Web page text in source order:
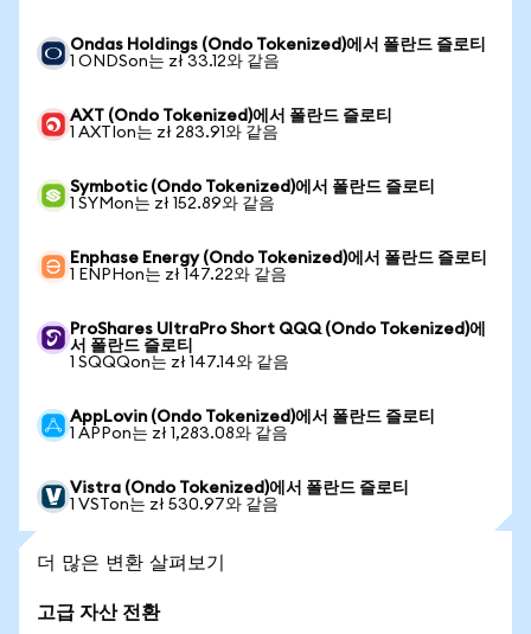
Ondas Holdings (Ondo Tokenized)에서 폴란드 즐로티
1 ONDSon는 zł 33.12와 같음
AXT (Ondo Tokenized)에서 폴란드 즐로티
1 AXTIon는 zł 283.91와 같음
Symbotic (Ondo Tokenized)에서 폴란드 즐로티
1 SYMon는 zł 152.89와 같음
Enphase Energy (Ondo Tokenized)에서 폴란드 즐로티
1 ENPHon는 zł 147.22와 같음
ProShares UltraPro Short QQQ (Ondo Tokenized)에
서 폴란드 즐로티
1 SQQQon는 zł 147.14와 같음
AppLovin (Ondo Tokenized)에서 폴란드 즐로티
1 APPon는 zł 1,283.08와 같음
Vistra (Ondo Tokenized)에서 폴란드 즐로티
1 VSTon는 zł 530.97와 같음
더 많은 변환 살펴보기
고급 자산 전환